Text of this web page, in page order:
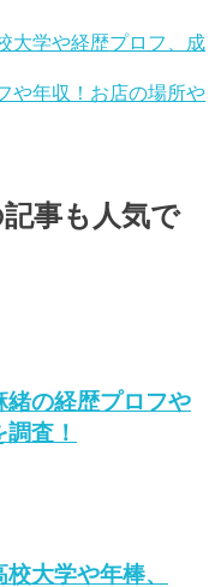
大学や経歴プロフ、成
や年収！お店の場所や
事も人気で
緒の経歴プロフや
査！
大学や年棒、